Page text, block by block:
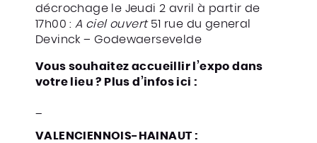
décrochage le Jeudi 2 avril à partir de
17h00 :A ciel ouvert51 rue du general
Devinck – Godewaersevelde
Vous souhaitez accueillir l’expo dans
votre lieu ? Plus d’infos ici :
VALENCIENNOIS-HAINAUT :